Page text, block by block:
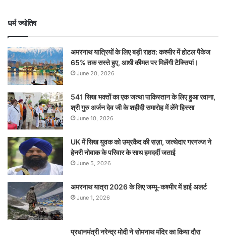
धर्म ज्योतिष
अमरनाथ यात्रियों के लिए बड़ी राहत: कश्मीर में होटल पैकेज
65% तक सस्ते हुए, आधी कीमत पर मिलेंगी टैक्सियां।
June 20, 2026
541 सिख भक्तों का एक जत्था पाकिस्तान के लिए हुआ रवाना,
श्री गुरु अर्जन देव जी के शहीदी समारोह में लेंगे हिस्सा
June 10, 2026
UK में सिख युवक को उम्रकैद की सज़ा, जत्थेदार गरगज्ज ने
हेनरी नोवाक के परिवार के साथ हमदर्दी जताई
June 5, 2026
अमरनाथ यात्रा 2026 के लिए जम्मू-कश्मीर में हाई अलर्ट
June 1, 2026
प्रधानमंत्री नरेन्‍द्र मोदी ने सोमनाथ मंदिर का किया दौरा